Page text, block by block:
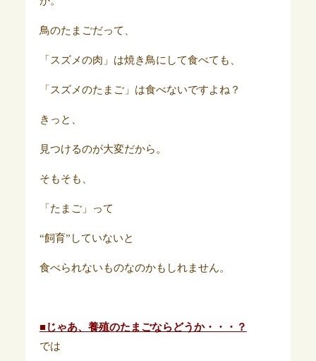
鳥のたまごだって、
「スズメの肉」は焼き鳥にして食べても、
「スズメのたまご」は食べないですよね？
きっと、
見つけるのが大変だから。
そもそも、
「たまご」って
“飼育”していないと
食べられないものなのかもしれません。
■じゃあ、養殖のたまごならどうか・・・？
では